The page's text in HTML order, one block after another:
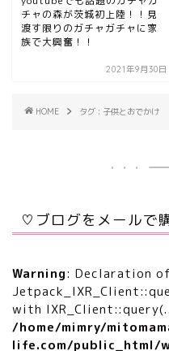
チャの森が茨城初上陸！！見
渡す限りのガチャガチャに家
族で大興奮！！
2021年9月30日
HOME タグ : 子供とおでかけ
♡ブログをメールで
Warning: Declaration of
with
/home/mimry/
life.com/public_html/